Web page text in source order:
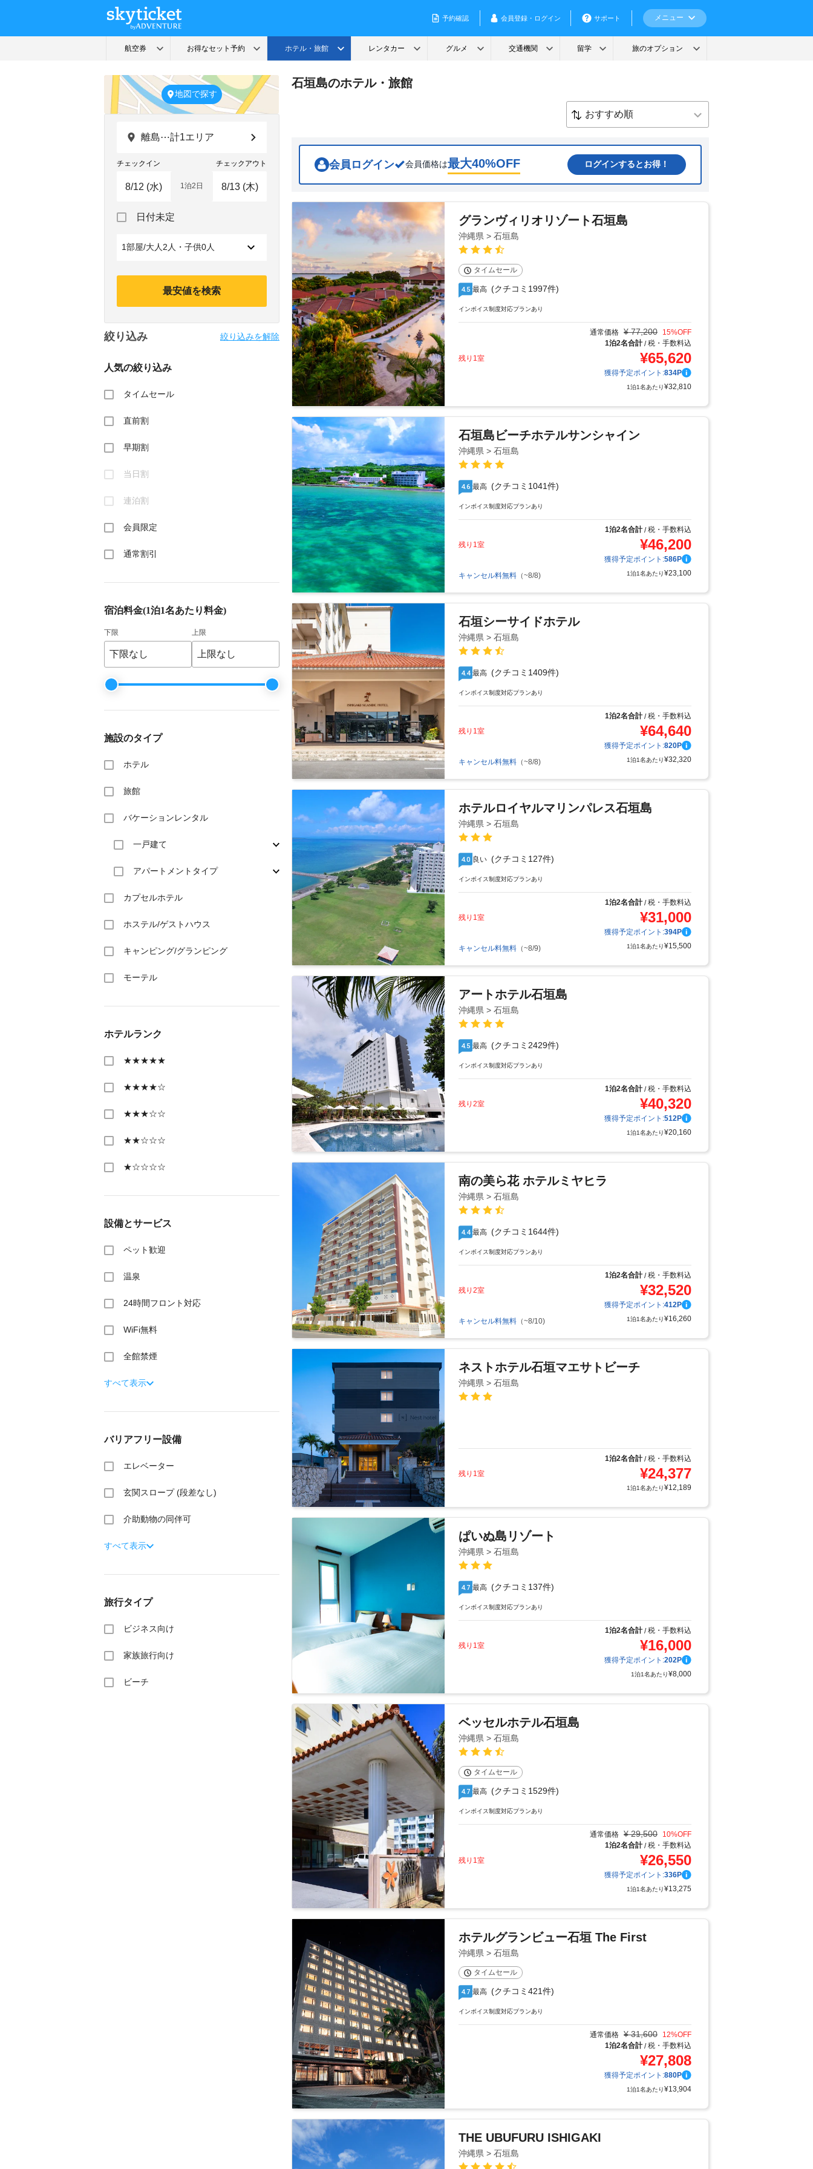
地図で探す
離島⋯計1エリア
チェックイン チェックアウト
forward
with
a
Press
the
key
get
shortcuts
changing
1泊2日
with
select
Press
the
日付未定
1部屋/大人2人・子供0人
最安値を検索
絞り込み 絞り込みを解除
人気の絞り込み
タイムセール
直前割
早期割
当日割
連泊割
会員限定
通常割引
宿泊料金(1泊1名あたり料金)
下限 上限
施設のタイプ
ホテル
旅館
バケーションレンタル
一戸建て
アパートメントタイプ
カプセルホテル
ホステル/ゲストハウス
キャンピング/グランピング
モーテル
ホテルランク
★★★★★
★★★★☆
★★★☆☆
★★☆☆☆
★☆☆☆☆
設備とサービス
ペット歓迎
温泉
24時間フロント対応
WiFi無料
全館禁煙
すべて表示
バリアフリー設備
エレベーター
玄関スロープ (段差なし)
介助動物の同伴可
すべて表示
旅行タイプ
ビジネス向け
家族旅行向け
ビーチ
石垣島のホテル・旅館
会員ログイン 会員価格は最大40%OFF ログインするとお得！
グランヴィリオリゾート石垣島
沖縄県 > 石垣島
タイムセール
4.5 最高 (クチコミ1997件)
インボイス制度対応プランあり
通常価格 ¥ 77,200 15%OFF
1泊2名合計/税・手数料込
残り1室
¥65,620
獲得予定ポイント:834P
1泊1名あたり¥32,810
石垣島ビーチホテルサンシャイン
沖縄県 > 石垣島
4.6 最高 (クチコミ1041件)
インボイス制度対応プランあり
1泊2名合計/税・手数料込
残り1室
¥46,200
獲得予定ポイント:586P
キャンセル料無料 （~8/8) 1泊1名あたり¥23,100
石垣シーサイドホテル
沖縄県 > 石垣島
4.4 最高 (クチコミ1409件)
インボイス制度対応プランあり
1泊2名合計/税・手数料込
残り1室
¥64,640
獲得予定ポイント:820P
キャンセル料無料 （~8/8) 1泊1名あたり¥32,320
ホテルロイヤルマリンパレス石垣島
沖縄県 > 石垣島
4.0 良い (クチコミ127件)
インボイス制度対応プランあり
1泊2名合計/税・手数料込
残り1室
¥31,000
獲得予定ポイント:394P
キャンセル料無料 （~8/9) 1泊1名あたり¥15,500
アートホテル石垣島
沖縄県 > 石垣島
4.5 最高 (クチコミ2429件)
インボイス制度対応プランあり
1泊2名合計/税・手数料込
残り2室
¥40,320
獲得予定ポイント:512P
1泊1名あたり¥20,160
南の美ら花 ホテルミヤヒラ
沖縄県 > 石垣島
4.4 最高 (クチコミ1644件)
インボイス制度対応プランあり
1泊2名合計/税・手数料込
残り2室
¥32,520
獲得予定ポイント:412P
キャンセル料無料 （~8/10) 1泊1名あたり¥16,260
ネストホテル石垣マエサトビーチ
沖縄県 > 石垣島
1泊2名合計/税・手数料込
残り1室
¥24,377
1泊1名あたり¥12,189
ぱいぬ島リゾート
沖縄県 > 石垣島
4.7 最高 (クチコミ137件)
インボイス制度対応プランあり
1泊2名合計/税・手数料込
残り1室
¥16,000
獲得予定ポイント:202P
1泊1名あたり¥8,000
ベッセルホテル石垣島
沖縄県 > 石垣島
タイムセール
4.7 最高 (クチコミ1529件)
インボイス制度対応プランあり
通常価格 ¥ 29,500 10%OFF
1泊2名合計/税・手数料込
残り1室
¥26,550
獲得予定ポイント:336P
1泊1名あたり¥13,275
ホテルグランビュー石垣 The First
沖縄県 > 石垣島
タイムセール
4.7 最高 (クチコミ421件)
インボイス制度対応プランあり
通常価格 ¥ 31,600 12%OFF
1泊2名合計/税・手数料込
¥27,808
獲得予定ポイント:880P
1泊1名あたり¥13,904
THE UBUFURU ISHIGAKI
沖縄県 > 石垣島